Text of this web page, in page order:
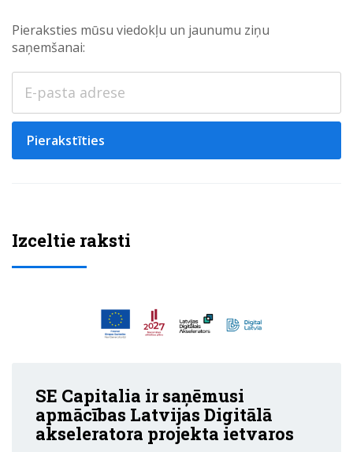
Pieraksties mūsu viedokļu un jaunumu ziņu
saņemšanai:
Pierakstīties
Izceltie raksti
SE Capitalia ir saņēmusi
apmācības Latvijas Digitālā
akseleratora projekta ietvaros